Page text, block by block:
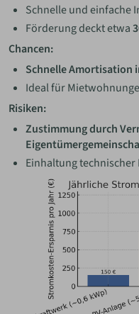
Schnelle und einfache
Förderung deckt etwa
Chancen:
Schnelle Amortisation
Ideal für
Risiken:
Zustimmung durch
Einhaltung